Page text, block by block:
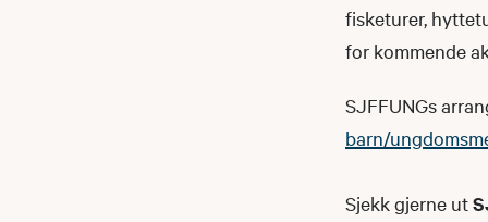
fisketurer,
for kommende
SJFFUNGs
barn/
Sjekk gjerne ut